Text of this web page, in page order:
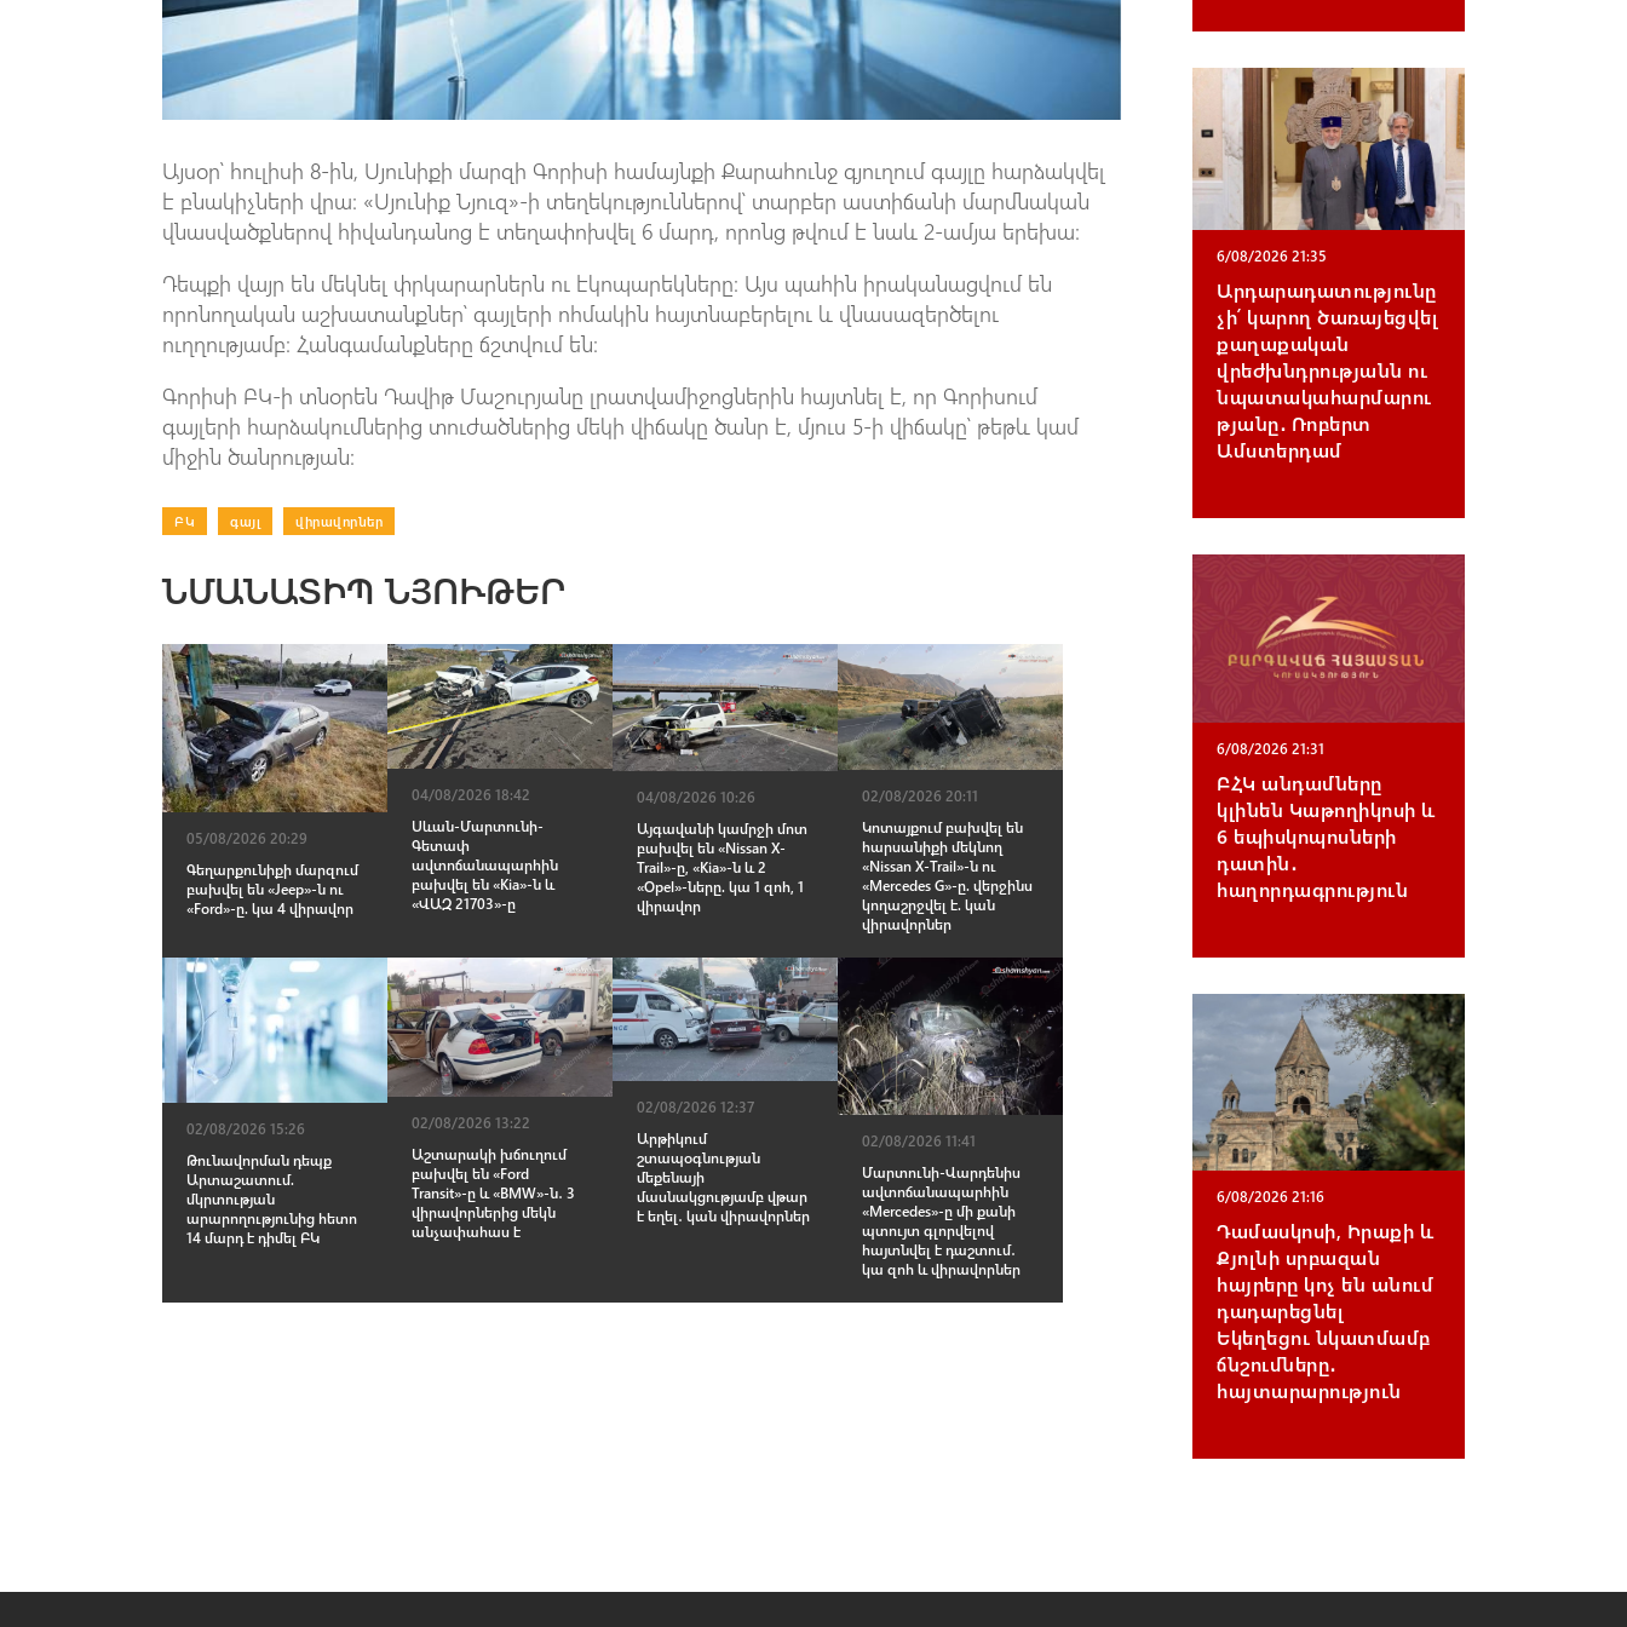
Այսօր՝ հուլիսի 8-ին, Սյունիքի մարզի Գորիսի համայնքի Քարահունջ գյուղում գայլը հարձակվել
է բնակիչների վրա։ «Սյունիք Նյուզ»-ի տեղեկություններով՝ տարբեր աստիճանի մարմնական
վնասվածքներով հիվանդանոց է տեղափոխվել 6 մարդ, որոնց թվում է նաև 2-ամյա երեխա։
Դեպքի վայր են մեկնել փրկարարներն ու էկոպարեկները։ Այս պահին իրականացվում են
որոնողական աշխատանքներ՝ գայլերի ոհմակին հայտնաբերելու և վնասազերծելու
ուղղությամբ։ Հանգամանքները ճշտվում են։
Գորիսի ԲԿ-ի տնօրեն Դավիթ Մաշուրյանը լրատվամիջոցներին հայտնել է, որ Գորիսում
գայլերի հարձակումներից տուժածներից մեկի վիճակը ծանր է, մյուս 5-ի վիճակը՝ թեթև կամ
միջին ծանրության:
ԲԿ գայլ վիրավորներ
ՆՄԱՆԱՏԻՊ ՆՅՈՒԹԵՐ
05/08/2026 20:29
Գեղարքունիքի մարզում
բախվել են «Jeep»-ն ու
«Ford»-ը. կա 4 վիրավոր
04/08/2026 18:42
Սևան-Մարտունի-
Գետափ
ավտոճանապարհին
բախվել են «Kia»-ն և
«ՎԱԶ 21703»-ը
04/08/2026 10:26
Այգավանի կամրջի մոտ
բախվել են «Nissan X-
Trail»-ը, «Kia»-ն և 2
«Opel»-ները. կա 1 զnh, 1
վիրավnր
02/08/2026 20:11
Կոտայքում բախվել են
հարսանիքի մեկնող
«Nissan X-Trail»-ն ու
«Mercedes G»-ը. վերջինս
կողաշրջվել է. կան
վիրավnրներ
02/08/2026 15:26
Թունավորման դեպք
Արտաշատում.
մկրտության
արարողությունից հետո
14 մարդ է դիմել ԲԿ
02/08/2026 13:22
Աշտարակի խճուղում
բախվել են «Ford
Transit»-ը և «BMW»-ն․ 3
վիրավորներից մեկն
անչափահաս է
02/08/2026 12:37
Արթիկում
շտապօգնության
մեքենայի
մասնակցությամբ վթար
է եղել․ կան վիրավորներ
02/08/2026 11:41
Մարտունի-Վարդենիս
ավտոճանապարհին
«Mercedes»-ը մի քանի
պտույտ գլորվելով
հայտնվել է դաշտում․
կա զnհ և վիրավnրներ
6/08/2026 21:35
Արդարադատությունը
չի՛ կարող ծառայեցվել
քաղաքական
վրեժխնդրությանն ու
նպատակահարմարու
թյանը․ Ռոբերտ
Ամստերդամ
6/08/2026 21:31
ԲՀԿ անդամները
կլինեն Կաթողիկոսի և
6 եպիսկոպոսների
դատին․
հաղորդագրություն
6/08/2026 21:16
Դամասկոսի, Իրաքի և
Քյոլնի սրբազան
հայրերը կոչ են անում
դադարեցնել
Եկեղեցու նկատմամբ
ճնշումները․
հայտարարություն